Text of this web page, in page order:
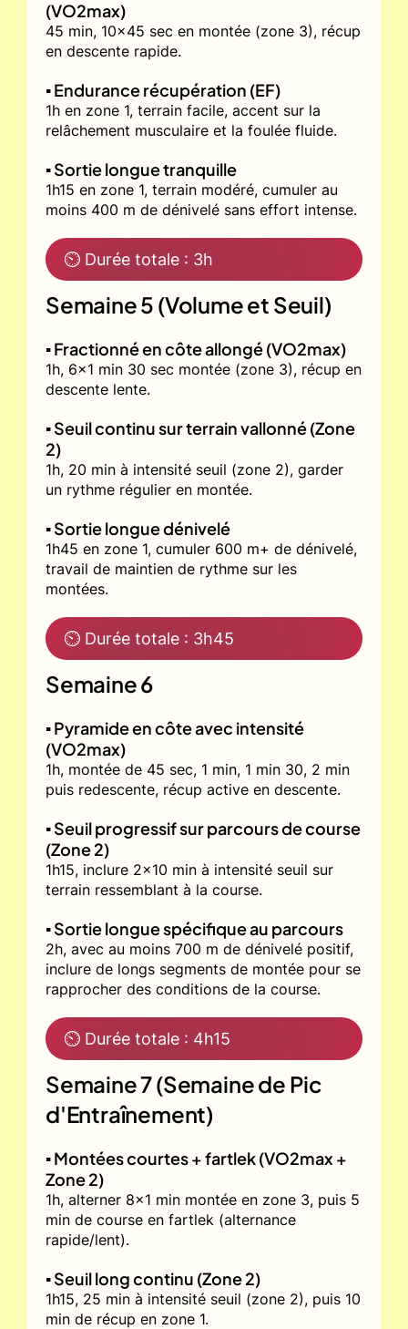
(VO2max)
45 min, 10x45 sec en montée (zone 3), récup
en descente rapide.
▪️ Endurance récupération (EF)
1h en zone 1, terrain facile, accent sur la
relâchement musculaire et la foulée fluide.
▪️ Sortie longue tranquille
1h15 en zone 1, terrain modéré, cumuler au
moins 400 m de dénivelé sans effort intense.
⏲ Durée totale : 3h
Semaine 5 (Volume et Seuil)
▪️ Fractionné en côte allongé (VO2max)
1h, 6x1 min 30 sec montée (zone 3), récup en
descente lente.
▪️ Seuil continu sur terrain vallonné (Zone
2)
1h, 20 min à intensité seuil (zone 2), garder
un rythme régulier en montée.
▪️ Sortie longue dénivelé
1h45 en zone 1, cumuler 600 m+ de dénivelé,
travail de maintien de rythme sur les
montées.
⏲ Durée totale : 3h45
Semaine 6
▪️ Pyramide en côte avec intensité
(VO2max)
1h, montée de 45 sec, 1 min, 1 min 30, 2 min
puis redescente, récup active en descente.
▪️ Seuil progressif sur parcours de course
(Zone 2)
1h15, inclure 2x10 min à intensité seuil sur
terrain ressemblant à la course.
▪️ Sortie longue spécifique au parcours
2h, avec au moins 700 m de dénivelé positif,
inclure de longs segments de montée pour se
rapprocher des conditions de la course.
⏲ Durée totale : 4h15
Semaine 7 (Semaine de Pic
d'Entraînement)
▪️ Montées courtes + fartlek (VO2max +
Zone 2)
1h, alterner 8x1 min montée en zone 3, puis 5
min de course en fartlek (alternance
rapide/lent).
▪️ Seuil long continu (Zone 2)
1h15, 25 min à intensité seuil (zone 2), puis 10
min de récup en zone 1.